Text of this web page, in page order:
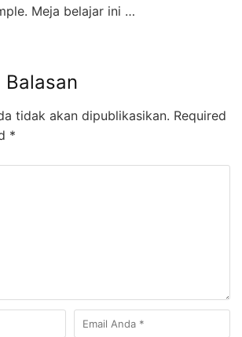
Meja belajar ini …
tidak akan dipublikasikan. Required
*